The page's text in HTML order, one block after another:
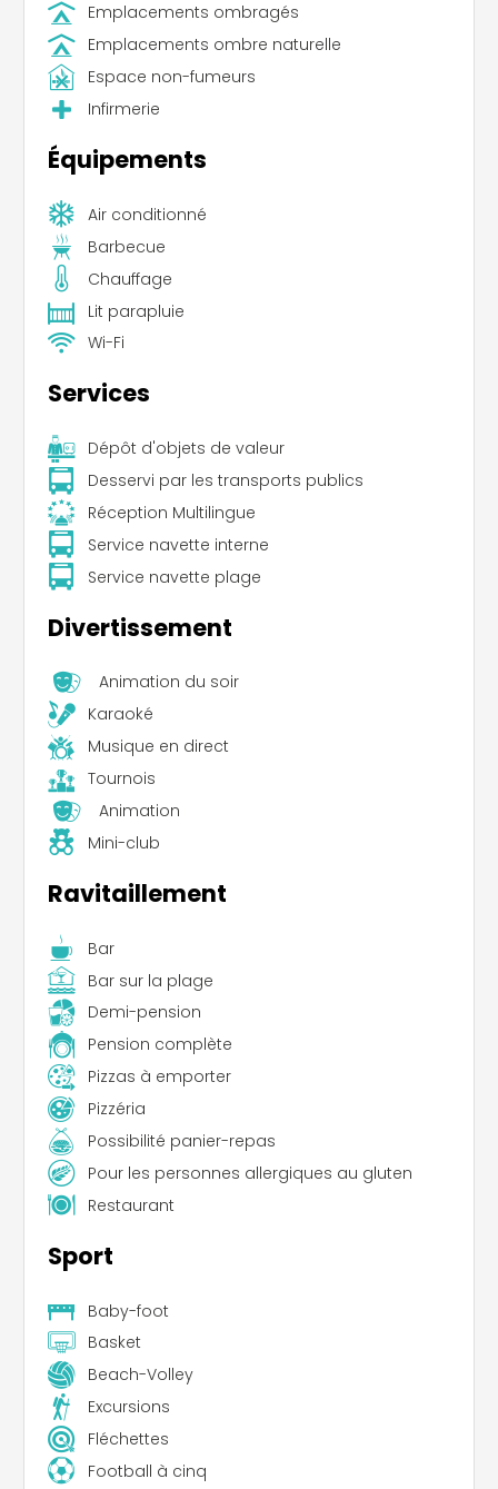
Emplacements ombragés
Emplacements ombre naturelle
Espace non-fumeurs
Infirmerie
Équipements
Air conditionné
Barbecue
Chauffage
Lit parapluie
Wi-Fi
Services
Dépôt d'objets de valeur
Desservi par les transports publics
Réception Multilingue
Service navette interne
Service navette plage
Divertissement
Animation du soir
Karaoké
Musique en direct
Tournois
Animation
Mini-club
Ravitaillement
Bar
Bar sur la plage
Demi-pension
Pension complète
Pizzas à emporter
Pizzéria
Possibilité panier-repas
Pour les personnes allergiques au gluten
Restaurant
Sport
Baby-foot
Basket
Beach-Volley
Excursions
Fléchettes
Football à cinq